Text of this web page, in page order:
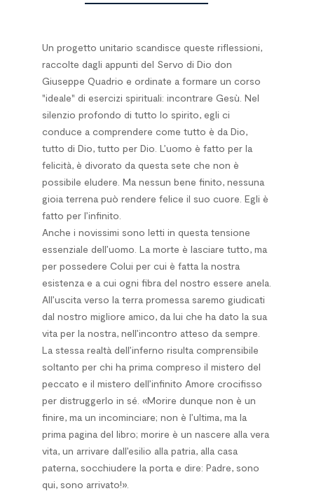
Un progetto unitario scandisce queste riflessioni,
raccolte dagli appunti del Servo di Dio don
Giuseppe Quadrio e ordinate a formare un corso
"ideale" di esercizi spirituali: incontrare Gesù. Nel
silenzio profondo di tutto lo spirito, egli ci
conduce a comprendere come tutto è da Dio,
tutto di Dio, tutto per Dio. L’uomo è fatto per la
felicità, è divorato da questa sete che non è
possibile eludere. Ma nessun bene finito, nessuna
gioia terrena può rendere felice il suo cuore. Egli è
fatto per l’infinito.
Anche i novissimi sono letti in questa tensione
essenziale dell’uomo. La morte è lasciare tutto, ma
per possedere Colui per cui è fatta la nostra
esistenza e a cui ogni fibra del nostro essere anela.
All’uscita verso la terra promessa saremo giudicati
dal nostro migliore amico, da lui che ha dato la sua
vita per la nostra, nell’incontro atteso da sempre.
La stessa realtà dell’inferno risulta comprensibile
soltanto per chi ha prima compreso il mistero del
peccato e il mistero dell’infinito Amore crocifisso
per distruggerlo in sé. «Morire dunque non è un
finire, ma un incominciare; non è l’ultima, ma la
prima pagina del libro; morire è un nascere alla vera
vita, un arrivare dall’esilio alla patria, alla casa
paterna, socchiudere la porta e dire: Padre, sono
qui, sono arrivato!».